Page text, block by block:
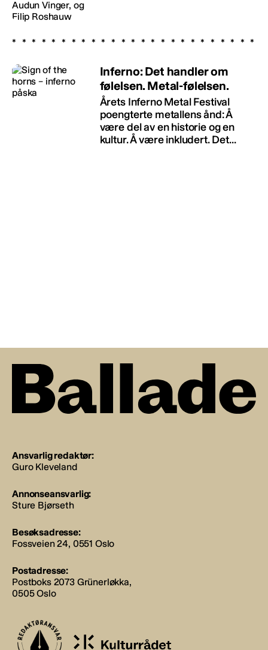
Inferno: Det handler om
følelsen. Metal-følelsen.
Årets Inferno Metal Festival
poengterte metallens ånd: Å
være del av en historie og en
kultur. Å være inkludert. Det...
Ansvarlig redaktør:
Guro Kleveland
Annonseansvarlig:
Sture Bjørseth
Besøksadresse:
Fossveien 24, 0551 Oslo
Postadresse:
Postboks 2073 Grünerløkka,
0505 Oslo